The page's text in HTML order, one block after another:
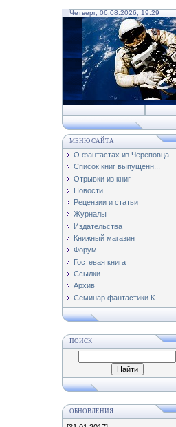
Четверг, 06.08.2026, 19:29
МЕНЮ САЙТА
О фантастах из Череповца
Список книг выпущенн...
Отрывки из книг
Новости
Рецензии и статьи
Журналы
Издательства
Книжный магазин
Форум
Гостевая книга
Ссылки
Архив
Семинар фантастики К...
ПОИСК
ОБНОВЛЕНИЯ